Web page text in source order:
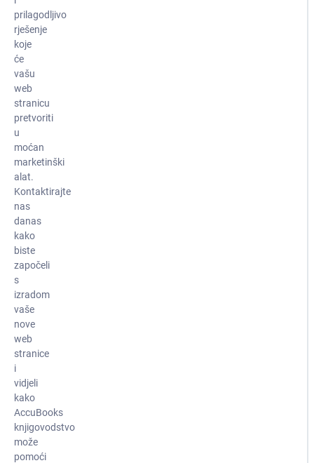
prilagodljivo
rješenje
koje
će
vašu
web
stranicu
pretvoriti
u
moćan
marketinški
alat.
Kontaktirajte
nas
danas
kako
biste
započeli
s
izradom
vaše
nove
web
stranice
i
vidjeli
kako
AccuBooks
knjigovodstvo
može
pomoći